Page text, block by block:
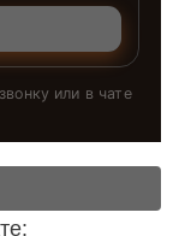
или в чате